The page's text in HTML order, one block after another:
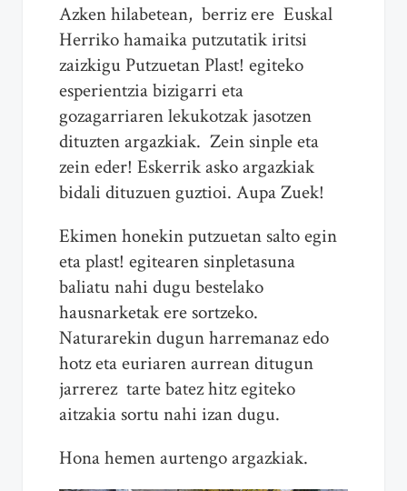
Azken hilabetean, berriz ere Euskal
Herriko hamaika putzutatik iritsi
zaizkigu Putzuetan Plast! egiteko
esperientzia bizigarri eta
gozagarriaren lekukotzak jasotzen
dituzten argazkiak. Zein sinple eta
zein eder! Eskerrik asko argazkiak
bidali dituzuen guztioi. Aupa Zuek!
Ekimen honekin putzuetan salto egin
eta plast! egitearen sinpletasuna
baliatu nahi dugu bestelako
hausnarketak ere sortzeko.
Naturarekin dugun harremanaz edo
hotz eta euriaren aurrean ditugun
jarrerez tarte batez hitz egiteko
aitzakia sortu nahi izan dugu.
Hona hemen aurtengo argazkiak.